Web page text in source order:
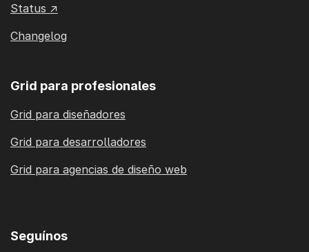
Status ↗
Changelog
Grid para profesionales
Grid para diseñadores
Grid para desarrolladores
Grid para agencias de diseño web
Seguínos